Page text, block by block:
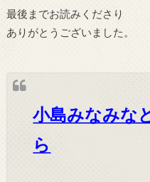
最後までお読みくださり
ありがとうございました。
小島みなみな
ら